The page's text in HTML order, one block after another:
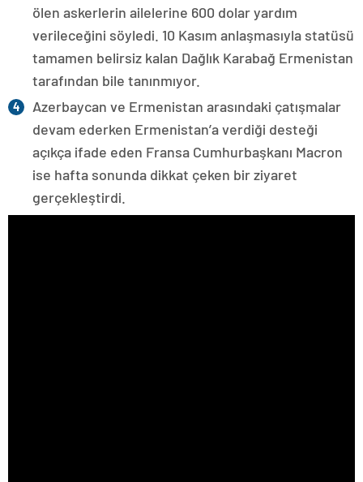
ölen askerlerin ailelerine 600 dolar yardım
verileceğini söyledi. 10 Kasım anlaşmasıyla statüsü
tamamen belirsiz kalan Dağlık Karabağ Ermenistan
tarafından bile tanınmıyor.
Azerbaycan ve Ermenistan arasındaki çatışmalar
devam ederken Ermenistan’a verdiği desteği
açıkça ifade eden Fransa Cumhurbaşkanı Macron
ise hafta sonunda dikkat çeken bir ziyaret
gerçekleştirdi.